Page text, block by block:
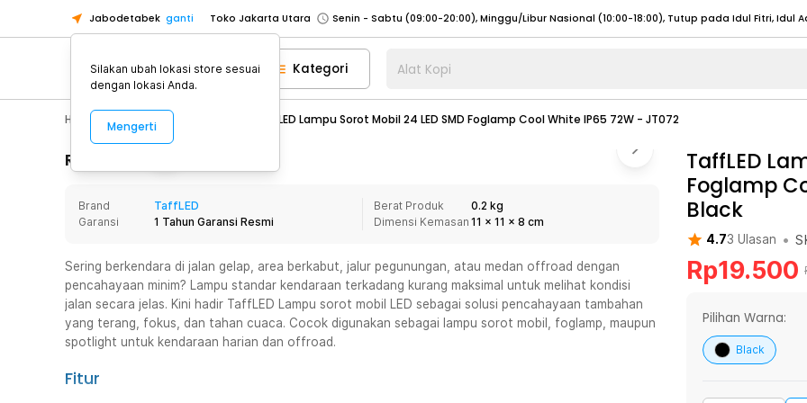
Jabodetabek ganti Toko Jakarta Utara
Toko Tangerang
Toko Cikupa
Pick n Go Jakarta Barat
Senin - Jumat (07:00 - 20:00), Sabtu - Minggu (08:00 - 20:00), Tutup pada Idul Fitri
Pick n Go Bekasi
Senin - Jumat (08:00 - 20:00), Sabtu - Minggu/ Libur Nasional (08:00 - 17:00)
Senin - Jumat (08:00 - 20:00), Sabtu - Minggu/ Libur Nasional (08:00 - 17:00) Selengkapnya
Senin - Sabtu (09:00-20:00), Minggu/Libur Nasional (12:00-20:00), Tutup pada Idul Fitri
Senin - Sabtu (09:00-20:00), Minggu/Libur Nasional (12:00-20:00), Tutup pada Idul Fitri
Toko Tangerang
Toko Cikupa
Pick n Go Jakarta Barat
Senin - Jumat (07:00 - 20:00), Sabtu - Minggu (08:00 - 20:00), Tutup pada Idul Fitri
Pick n Go Bekasi
Senin - Jumat (08:00 - 20:00), Sabtu - Minggu/ Libur Nasional (08:00 - 17:00) Selengkapnya
Kategori Alat Kopi
Hobby Mobil TaffLED Lampu Sorot Mobil 24 LED SMD Foglamp Cool White IP65 72W - JT072
Rincian Produk
Brand
TaffLED
Garansi
1 Tahun Garansi Resmi
Berat Produk
0.2 kg
Dimensi Kemasan 11 x 11 x 8 cm
Sering berkendara di jalan gelap, area berkabut, jalur pegunungan, atau medan offroad dengan
pencahayaan minim? Lampu standar kendaraan terkadang kurang maksimal untuk melihat kondisi
jalan secara jelas. Kini hadir TaffLED Lampu sorot mobil LED sebagai solusi pencahayaan tambahan
yang terang, fokus, dan tahan cuaca. Cocok digunakan sebagai lampu sorot mobil, foglamp, maupun
spotlight untuk kendaraan harian dan offroad.
Fitur
TaffLED
Foglamp
Black
4.73 Ulasan •
Rp19.500
Pilihan Warna:
Black
Silakan ubah lokasi store sesuai
dengan lokasi Anda.
Mengerti